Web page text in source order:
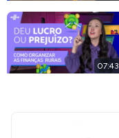
07:43